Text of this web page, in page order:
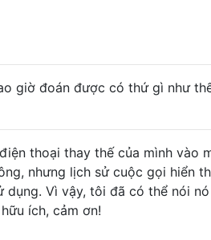
giờ đoán được có thứ gì như
thoại thay thế của mình vào
nhưng lịch sử cuộc gọi hiển
Vì vậy, tôi đã có thể nói
ích, cảm ơn!